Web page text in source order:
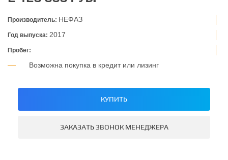
Производитель: НЕФАЗ
Год выпуска: 2017
Пробег:
Возможна покупка в кредит или лизинг
КУПИТЬ
ЗАКАЗАТЬ ЗВОНОК МЕНЕДЖЕРА